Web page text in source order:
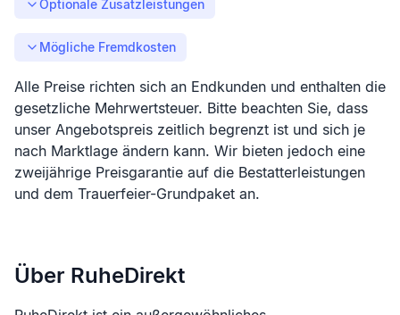
Optionale Zusatzleistungen
Mögliche Fremdkosten
Alle Preise richten sich an Endkunden und enthalten die
gesetzliche Mehrwertsteuer. Bitte beachten Sie, dass
unser Angebotspreis zeitlich begrenzt ist und sich je
nach Marktlage ändern kann. Wir bieten jedoch eine
zweijährige Preisgarantie auf die Bestatterleistungen
und dem Trauerfeier-Grundpaket an.
Über RuheDirekt